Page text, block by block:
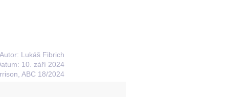
Autor: Lukáš Fibrich
10. září 2024
ABC 18/2024